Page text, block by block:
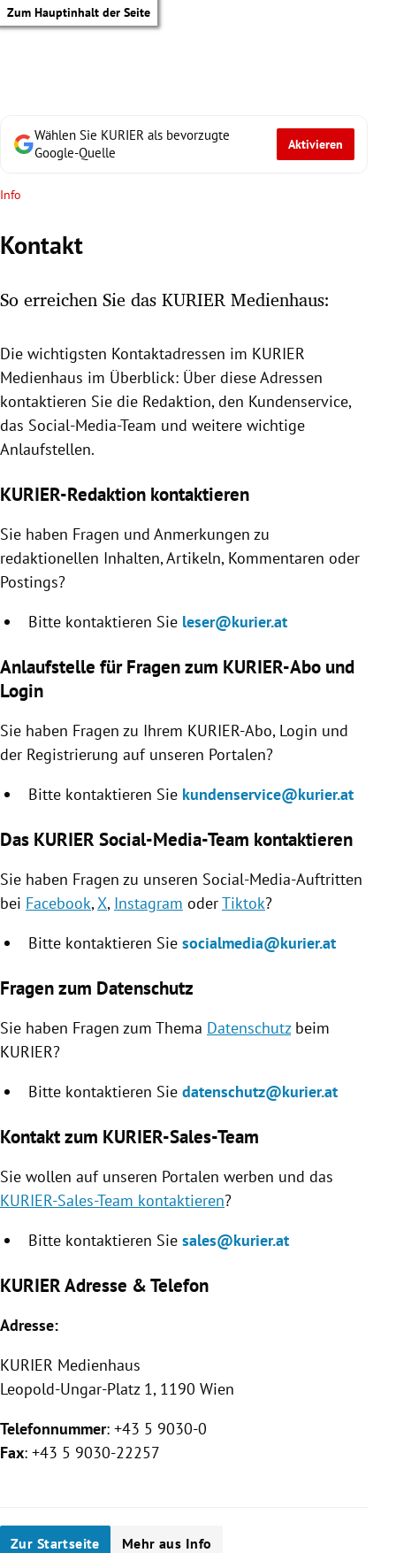
Zum Hauptinhalt der Seite
Untermenü
Untermenü
Untermenü
Untermenü
Untermenü
Untermenü
Untermenü
Untermenü
Wählen Sie KURIER als bevorzugte
Google-Quelle
Aktivieren
Info
Kontakt
So erreichen Sie das KURIER Medienhaus:
Die wichtigsten Kontaktadressen im KURIER
Medienhaus im Überblick: Über diese Adressen
kontaktieren Sie die Redaktion, den Kundenservice,
das Social-Media-Team und weitere wichtige
Anlaufstellen.
KURIER-Redaktion kontaktieren
Sie haben Fragen und Anmerkungen zu
redaktionellen Inhalten, Artikeln, Kommentaren oder
Postings?
Bitte kontaktieren Sie leser@kurier.at
Anlaufstelle für Fragen zum KURIER-Abo und
Login
Sie haben Fragen zu Ihrem KURIER-Abo, Login und
der Registrierung auf unseren Portalen?
Bitte kontaktieren Sie kundenservice@kurier.at
Das KURIER Social-Media-Team kontaktieren
Sie haben Fragen zu unseren Social-Media-Auftritten
bei Facebook, X, Instagram oderTiktok?
Bitte kontaktieren Sie socialmedia@kurier.at
Fragen zum Datenschutz
Sie haben Fragen zum Thema Datenschutzbeim
KURIER?
Bitte kontaktieren Sie datenschutz@kurier.at
Kontakt zum KURIER-Sales-Team
Sie wollen auf unseren Portalen werben und das
KURIER-Sales-Team kontaktieren?
Bitte kontaktieren Sie sales@kurier.at
KURIER Adresse & Telefon
Adresse:
KURIER Medienhaus
Leopold-Ungar-Platz 1, 1190 Wien
Telefonnummer: +43 5 9030-0
Fax: +43 5 9030-22257
Zur Startseite Mehr aus Info